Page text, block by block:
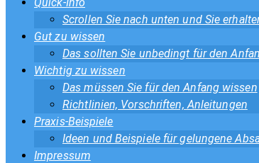
Scrollen Sie nach unten und Sie
Gut zu wissen
Das sollten Sie unbedingt für den
Wichtig zu wissen
Das müssen Sie für den Anfang wissen
Richtlinien, Vorschriften, Anleitungen
Praxis-Beispiele
Ideen und Beispiele für gelungene
Impressum